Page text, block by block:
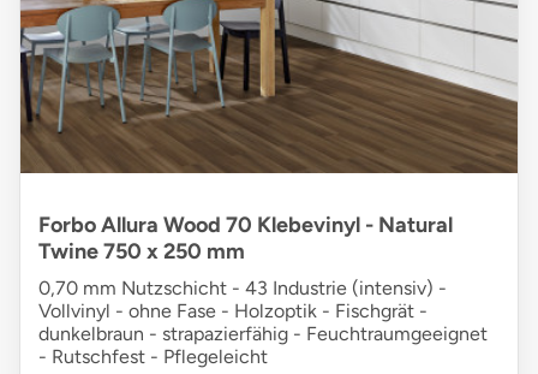
Forbo Allura Wood 70 Klebevinyl - Natural
Twine 750 x 250 mm
0,70 mm Nutzschicht - 43 Industrie (intensiv) -
Vollvinyl - ohne Fase - Holzoptik - Fischgrät -
dunkelbraun - strapazierfähig - Feuchtraumgeeignet
- Rutschfest - Pflegeleicht